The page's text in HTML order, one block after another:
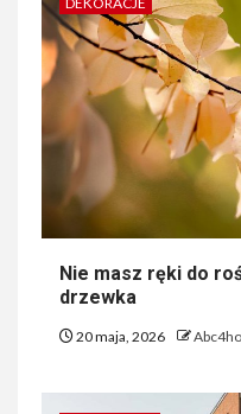
Nie masz ręki do
drzewka
20 maja, 2026